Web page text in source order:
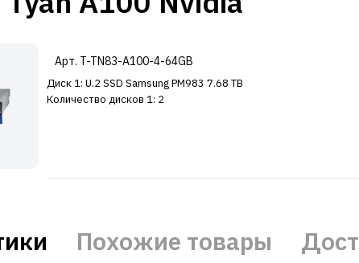
Арт. T-TN83-A100-4-64GB
Диск 1: U.2 SSD Samsung PM983 7.68 TB
Количество дисков 1: 2
Похожие товары